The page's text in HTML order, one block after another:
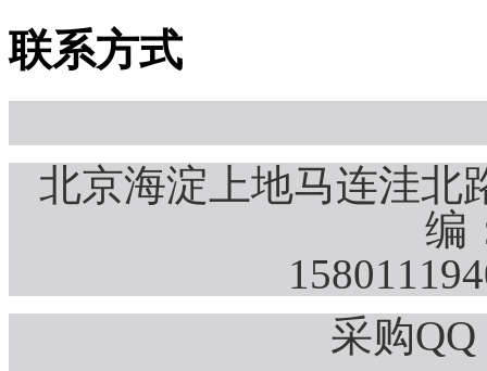
联系方式
北京海淀上地马连洼北
编
采购QQ